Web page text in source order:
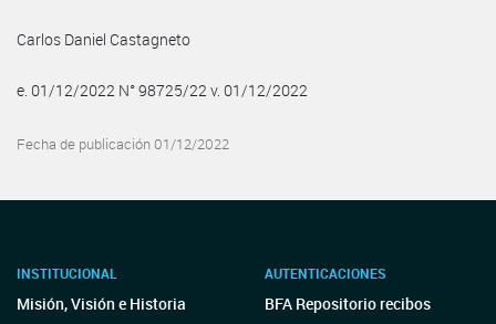
Carlos Daniel Castagneto
e. 01/12/2022 N° 98725/22 v. 01/12/2022
Fecha de publicación 01/12/2022
INSTITUCIONAL
Misión, Visión e Historia
AUTENTICACIONES
BFA Repositorio recibos